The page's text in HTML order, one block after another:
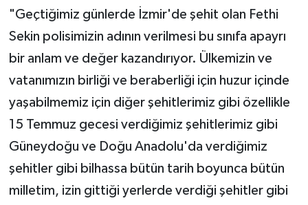
"Geçtiğimiz günlerde İzmir'de şehit olan Fethi
Sekin polisimizin adının verilmesi bu sınıfa apayrı
bir anlam ve değer kazandırıyor. Ülkemizin ve
vatanımızın birliği ve beraberliği için huzur içinde
yaşabilmemiz için diğer şehitlerimiz gibi özellikle
15 Temmuz gecesi verdiğimiz şehitlerimiz gibi
Güneydoğu ve Doğu Anadolu'da verdiğimiz
şehitler gibi bilhassa bütün tarih boyunca bütün
milletim, izin gittiği yerlerde verdiği şehitler gibi